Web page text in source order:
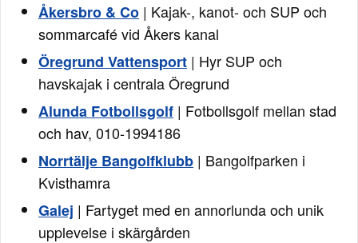
Åkersbro & Co | Kajak-, kanot- och SUP och
sommarcafé vid Åkers kanal
Öregrund Vattensport | Hyr SUP och
havskajak i centrala Öregrund
Alunda Fotbollsgolf | Fotbollsgolf mellan stad
och hav, 010-1994186
Norrtälje Bangolfklubb | Bangolfparken i
Kvisthamra
Galej | Fartyget med en annorlunda och unik
upplevelse i skärgården